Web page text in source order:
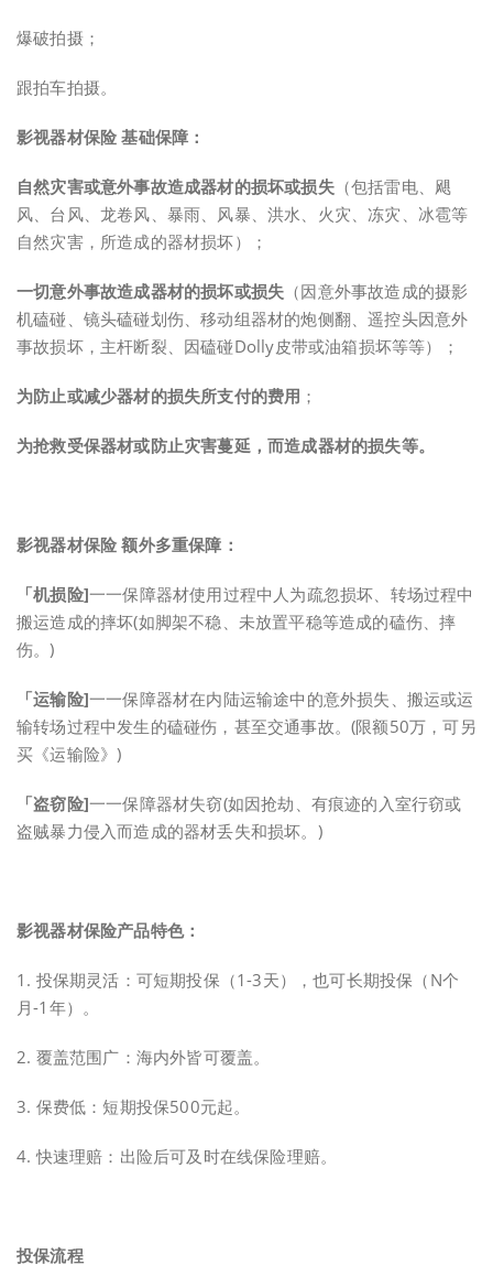
爆破拍摄；
跟拍车拍摄。
影视器材保险 基础保障：
自然灾害或意外事故造成器材的损坏或损失（包括雷电、飓
风、台风、龙卷风、暴雨、风暴、洪水、火灾、冻灾、冰雹等
自然灾害，所造成的器材损坏）；
一切意外事故造成器材的损坏或损失 （因意外事故造成的摄影
机磕碰、镜头磕碰划伤、移动组器材的炮侧翻、遥控头因意外
事故损坏，主杆断裂、因磕碰Dolly皮带或油箱损坏等等）；
为防止或减少器材的损失所支付的费用 ；
为抢救受保器材或防止灾害蔓延，而造成器材的损失等。
影视器材保险 额外多重保障：
「机损险]一一保障器材使用过程中人为疏忽损坏、转场过程中
搬运造成的摔坏(如脚架不稳、未放置平稳等造成的磕伤、摔
伤。)
「运输险]一一保障器材在内陆运输途中的意外损失、搬运或运
输转场过程中发生的磕碰伤，甚至交通事故。(限额50万，可另
买《运输险》)
「盗窃险]一一保障器材失窃(如因抢劫、有痕迹的入室行窃或
盗贼暴力侵入而造成的器材丢失和损坏。)
影视器材保险产品特色：
1. 投保期灵活：可短期投保（1-3天），也可长期投保（N个
月-1年）。
2. 覆盖范围广：海内外皆可覆盖。
3. 保费低：短期投保500元起。
4. 快速理赔：出险后可及时在线保险理赔。
投保流程